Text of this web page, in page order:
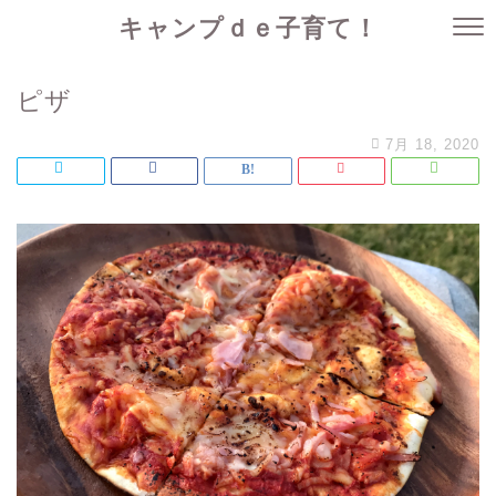
キャンプｄｅ子育て！
ピザ
7月 18, 2020